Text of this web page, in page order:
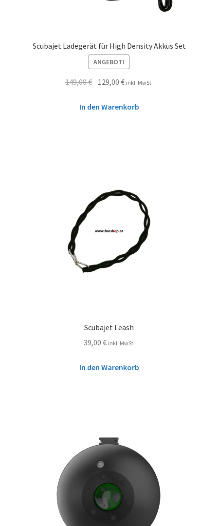
Scubajet Ladegerät für High Density Akkus Set
ANGEBOT!
149,00€ 129,00€ inkl. MwSt.
In den Warenkorb
Scubajet Leash
39,00 € inkl. MwSt.
In den Warenkorb